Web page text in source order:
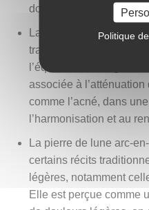
douceur durant cette
La labradorite blanche
traditions populaires
l’équilibre et la
associée à
comme l’acné, dans
l’harmonisation et au
La pierre de lune arc-
certains récits
légères, notamment
Elle est perçue comme
Politique